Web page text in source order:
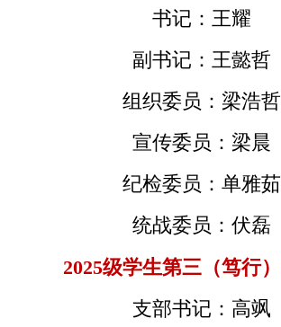
书记：王耀
副书记：王懿哲
组织委员：梁浩哲
宣传委员：梁晨
纪检委员：单雅茹
统战委员：伏磊
2025级学生第三 （笃行）
支部书记：高飒